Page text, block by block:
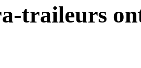
traileurs